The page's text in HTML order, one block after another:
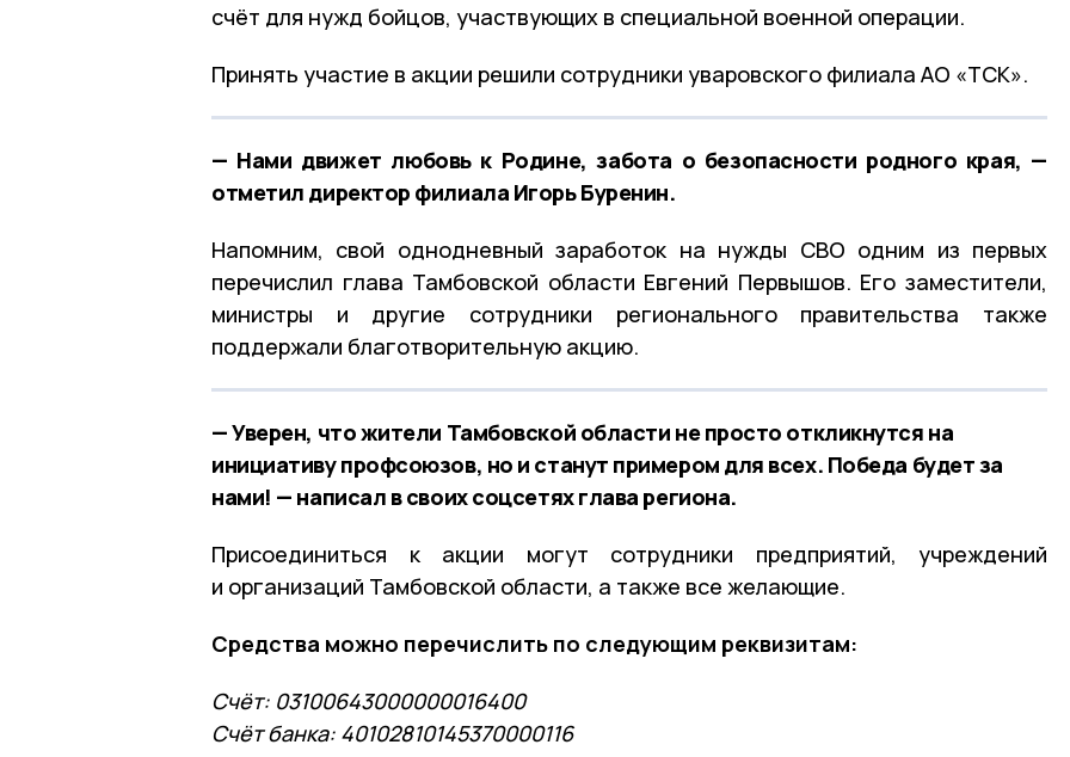
счёт для нужд бойцов, участвующих в специальной военной операции.
Принять участие в акции решили сотрудники уваровского филиала АО «ТСК».
— Нами движет любовь к Родине, забота о безопасности родного края, —
отметил директор филиала Игорь Буренин.
Напомним, свой однодневный заработок на нужды СВО одним из первых
перечислил глава Тамбовской области Евгений Первышов. Его заместители,
министры и другие сотрудники регионального правительства также
поддержали благотворительную акцию.
— Уверен, что жители Тамбовской области не просто откликнутся на
инициативу профсоюзов, но и станут примером для всех. Победа будет за
нами! — написал в своих соцсетях глава региона.
Присоединиться к акции могут сотрудники предприятий, учреждений
и организаций Тамбовской области, а также все желающие.
Средства можно перечислить по следующим реквизитам:
Счёт: 03100643000000016400
Счёт банка: 40102810145370000116